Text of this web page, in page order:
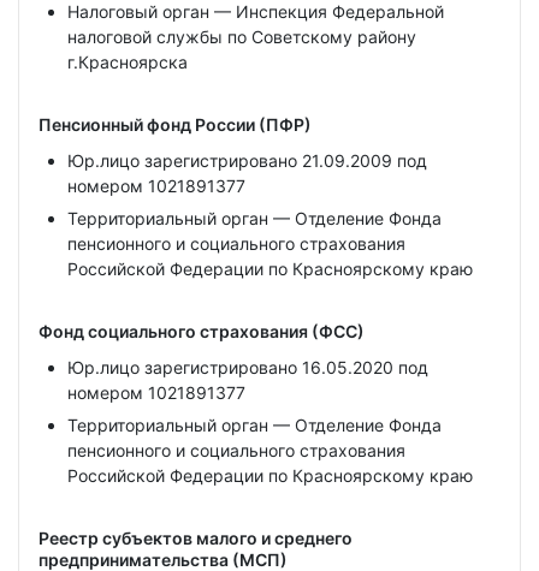
Налоговый орган — Инспекция Федеральной
налоговой службы по Советскому району
г.Красноярска
Пенсионный фонд России (ПФР)
Юр.лицо зарегистрировано 21.09.2009 под
номером 1021891377
Территориальный орган — Отделение Фонда
пенсионного и социального страхования
Российской Федерации по Красноярскому краю
Фонд социального страхования (ФСС)
Юр.лицо зарегистрировано 16.05.2020 под
номером 1021891377
Территориальный орган — Отделение Фонда
пенсионного и социального страхования
Российской Федерации по Красноярскому краю
Реестр субъектов малого и среднего
предпринимательства (МСП)